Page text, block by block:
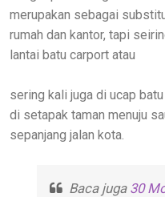
merupakan sebagai
rumah dan kantor, tapi
lantai batu carport atau
sering kali juga di ucap
di setapak taman menuju
sepanjang jalan kota.
Baca juga 30